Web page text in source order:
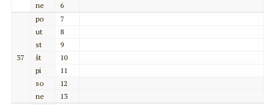
ne
6
37
po
7
ut
8
st
9
št
10
pi
11
so
12
ne
13